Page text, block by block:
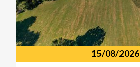
15/08/2026